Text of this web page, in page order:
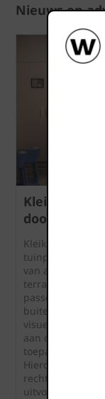
Nieuws en
Kleiklinkers
doordacht toe
Kleiklinkers
tuinpaden en
van
passen perfect
buiten dezelfde
visuele relatie
aan de esthetiek
toepassing
Hieronder
recht komen én
uitvoering.